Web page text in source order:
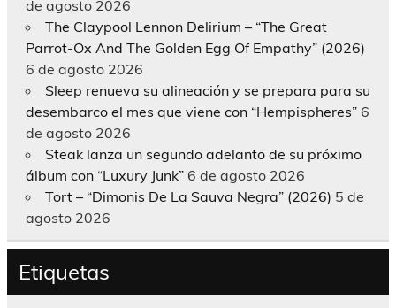
de agosto 2026
The Claypool Lennon Delirium – “The Great
Parrot-Ox And The Golden Egg Of Empathy” (2026)
6 de agosto 2026
Sleep renueva su alineación y se prepara para su
desembarco el mes que viene con “Hempispheres” 6
de agosto 2026
Steak lanza un segundo adelanto de su próximo
álbum con “Luxury Junk” 6 de agosto 2026
Tort – “Dimonis De La Sauva Negra” (2026) 5 de
agosto 2026
Etiquetas